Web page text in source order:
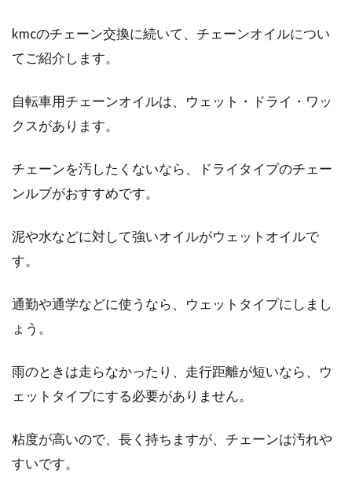
kmcのチェーン交換に続いて、チェーンオイルについ
てご紹介します。
自転車用チェーンオイルは、ウェット・ドライ・ワッ
クスがあります。
チェーンを汚したくないなら、ドライタイプのチェー
ンルブがおすすめです。
泥や水などに対して強いオイルがウェットオイルで
す。
通勤や通学などに使うなら、ウェットタイプにしまし
ょう。
雨のときは走らなかったり、走行距離が短いなら、ウ
ェットタイプにする必要がありません。
粘度が高いので、長く持ちますが、チェーンは汚れや
すいです。